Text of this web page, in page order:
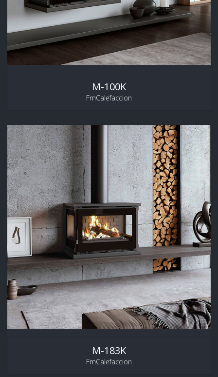
M-100K
FmCalefaccion
M-183K
FmCalefaccion